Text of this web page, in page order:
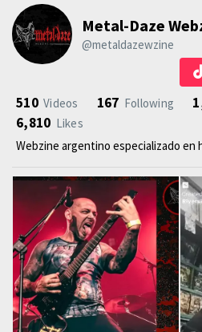
Metal-Daze
@metaldazewzine
510 Videos 167 Following
6,810 Likes
Webzine argentino especializado en